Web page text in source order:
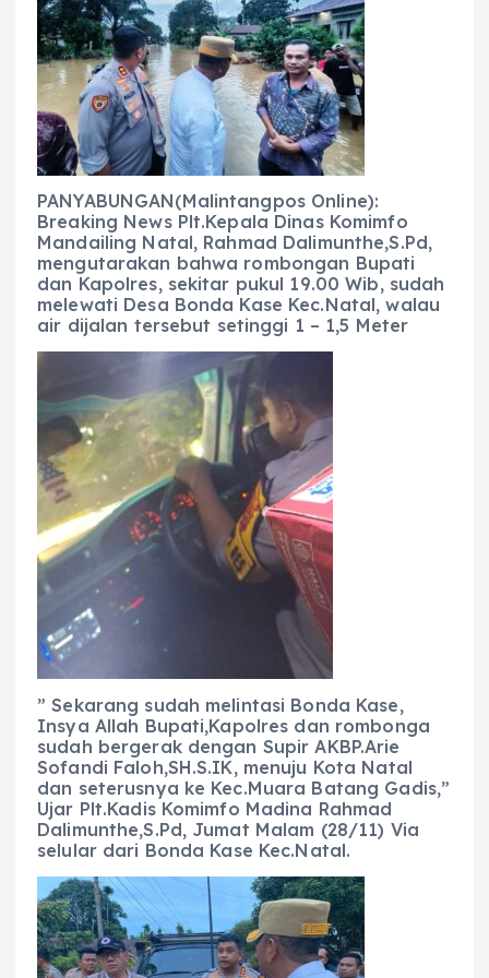
b
o
o
k
A
p
p
r
a
m
n
g
er
PANYABUNGAN(Malintangpos Online):
Breaking News Plt.Kepala Dinas Komimfo
Mandailing Natal, Rahmad Dalimunthe,S.Pd,
mengutarakan bahwa rombongan Bupati
dan Kapolres, sekitar pukul 19.00 Wib, sudah
melewati Desa Bonda Kase Kec.Natal, walau
air dijalan tersebut setinggi 1 – 1,5 Meter
” Sekarang sudah melintasi Bonda Kase,
Insya Allah Bupati,Kapolres dan rombonga
sudah bergerak dengan Supir AKBP.Arie
Sofandi Faloh,SH.S.IK, menuju Kota Natal
dan seterusnya ke Kec.Muara Batang Gadis,”
Ujar Plt.Kadis Komimfo Madina Rahmad
Dalimunthe,S.Pd, Jumat Malam (28/11) Via
selular dari Bonda Kase Kec.Natal.